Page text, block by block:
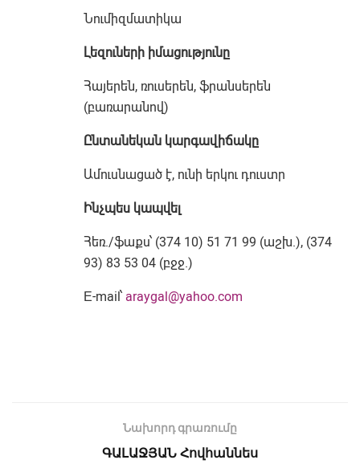
Նումիզմատիկա
Լեզուների իմացությունը
Հայերեն, ռուսերեն, ֆրանսերեն
(բառարանով)
Ընտանեկան կարգավիճակը
Ամուսնացած է, ունի երկու դուստր
Ինչպես կապվել
Հեռ./ֆաքս՝ (374 10) 51 71 99 (աշխ.), (374
93) 83 53 04 (բջջ.)
Е-mail՝ araygal@yahoo.com
Նախորդ գրառումը
ԳԱԼԱՋՅԱՆ Հովհաննես